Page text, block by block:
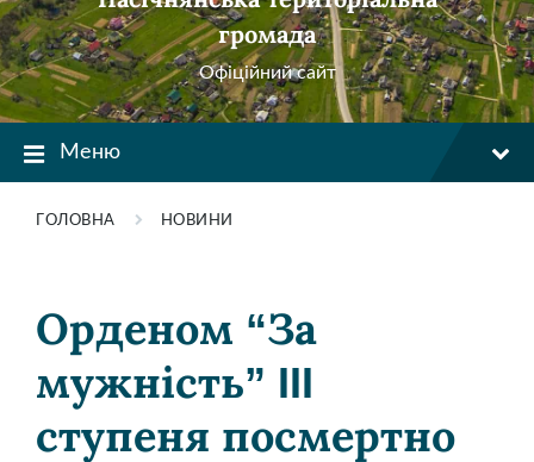
громада
Офіційний сайт
Меню
ГОЛОВНА НОВИНИ
Орденом “За
мужність” III
ступеня посмертно